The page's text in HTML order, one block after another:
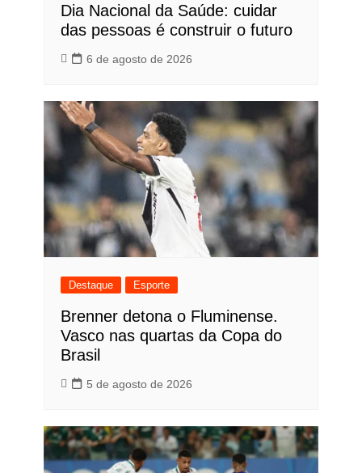
Dia Nacional da Saúde: cuidar
das pessoas é construir o futuro
6 de agosto de 2026
Destaque Esporte
Brenner detona o Fluminense.
Vasco nas quartas da Copa do
Brasil
5 de agosto de 2026